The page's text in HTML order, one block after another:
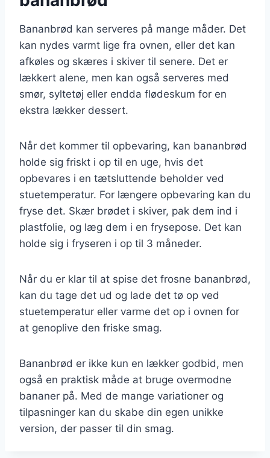
Bananbrød kan serveres på mange måder. Det
kan nydes varmt lige fra ovnen, eller det kan
afkøles og skæres i skiver til senere. Det er
lækkert alene, men kan også serveres med
smør, syltetøj eller endda flødeskum for en
ekstra lækker dessert.
Når det kommer til opbevaring, kan bananbrød
holde sig friskt i op til en uge, hvis det
opbevares i en tætsluttende beholder ved
stuetemperatur. For længere opbevaring kan du
fryse det. Skær brødet i skiver, pak dem ind i
plastfolie, og læg dem i en frysepose. Det kan
holde sig i fryseren i op til 3 måneder.
Når du er klar til at spise det frosne bananbrød,
kan du tage det ud og lade det tø op ved
stuetemperatur eller varme det op i ovnen for
at genoplive den friske smag.
Bananbrød er ikke kun en lækker godbid, men
også en praktisk måde at bruge overmodne
bananer på. Med de mange variationer og
tilpasninger kan du skabe din egen unikke
version, der passer til din smag.